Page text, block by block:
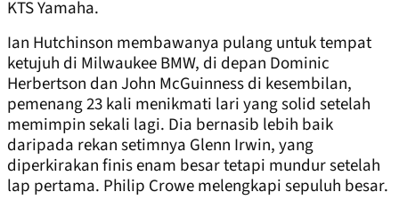
KTS Yamaha.
Ian Hutchinson membawanya pulang untuk tempat
ketujuh di Milwaukee BMW, di depan Dominic
Herbertson dan John McGuinness di kesembilan,
pemenang 23 kali menikmati lari yang solid setelah
memimpin sekali lagi. Dia bernasib lebih baik
daripada rekan setimnya Glenn Irwin, yang
diperkirakan finis enam besar tetapi mundur setelah
lap pertama. Philip Crowe melengkapi sepuluh besar.